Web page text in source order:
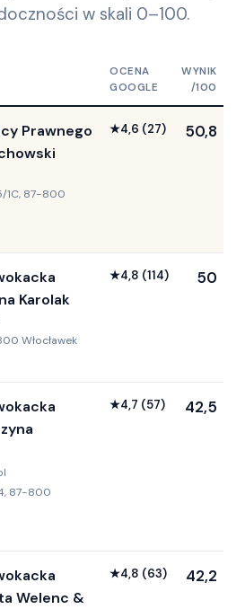
w skali 0–100.
OCENA
GOOGLE
WYNIK
/100
Prawnego
1C, 87-800
★4,6 (27) 50,8
Karolak
Włocławek
★4,8 (114) 50
87-800
★4,7 (57) 42,5
Welenc &
★4,8 (63) 42,2